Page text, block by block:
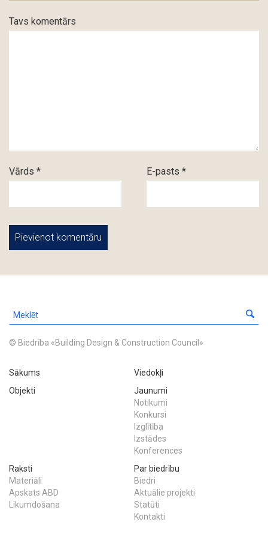
Tavs komentārs
Vārds * E-pasts *
© Biedrība «Building Design & Construction Council»
Sākums
Viedokļi
Objekti
Jaunumi
Notikumi
Konkursi
Izglītība
Izstādes
Konferences
Raksti
Materiāli
Apskats ABD
Likumdošana
Par biedrību
Biedri
Aktuālie projekti
Statūti
Kontakti